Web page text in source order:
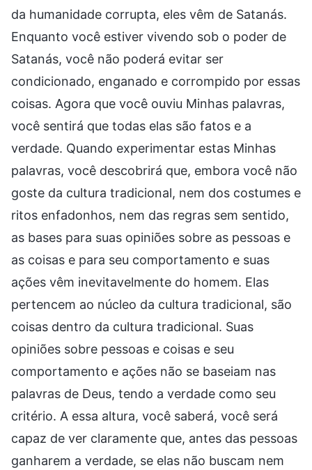
da humanidade corrupta, eles vêm de Satanás.
Enquanto você estiver vivendo sob o poder de
Satanás, você não poderá evitar ser
condicionado, enganado e corrompido por essas
coisas. Agora que você ouviu Minhas palavras,
você sentirá que todas elas são fatos e a
verdade. Quando experimentar estas Minhas
palavras, você descobrirá que, embora você não
goste da cultura tradicional, nem dos costumes e
ritos enfadonhos, nem das regras sem sentido,
as bases para suas opiniões sobre as pessoas e
as coisas e para seu comportamento e suas
ações vêm inevitavelmente do homem. Elas
pertencem ao núcleo da cultura tradicional, são
coisas dentro da cultura tradicional. Suas
opiniões sobre pessoas e coisas e seu
comportamento e ações não se baseiam nas
palavras de Deus, tendo a verdade como seu
critério. A essa altura, você saberá, você será
capaz de ver claramente que, antes das pessoas
ganharem a verdade, se elas não buscam nem